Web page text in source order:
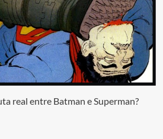
real entre Batman e Superman?